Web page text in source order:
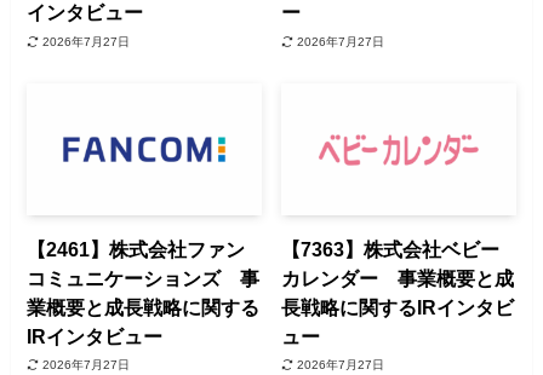
インタビュー
2026年7月27日
ー
2026年7月27日
【2461】株式会社ファン
コミュニケーションズ 事
業概要と成長戦略に関する
IRインタビュー
2026年7月27日
【7363】株式会社ベビー
カレンダー 事業概要と成
長戦略に関するIRインタビ
ュー
2026年7月27日